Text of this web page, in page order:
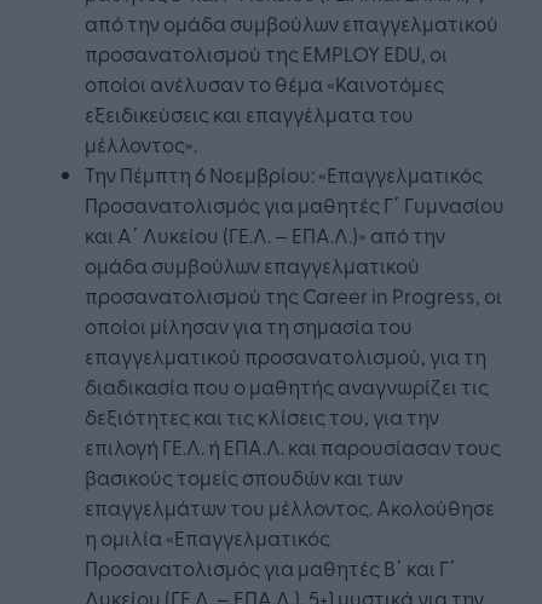
από την ομάδα συμβούλων επαγγελματικού
προσανατολισμού της EMPLOY EDU, οι
οποίοι ανέλυσαν το θέμα «Καινοτόμες
εξειδικεύσεις και επαγγέλματα του
μέλλοντος».
Την Πέμπτη 6 Νοεμβρίου: «Επαγγελματικός
Προσανατολισμός για μαθητές Γ΄ Γυμνασίου
και Α΄ Λυκείου (ΓΕ.Λ. – ΕΠΑ.Λ.)» από την
ομάδα συμβούλων επαγγελματικού
προσανατολισμού της Career in Progress, οι
οποίοι μίλησαν για τη σημασία του
επαγγελματικού προσανατολισμού, για τη
διαδικασία που ο μαθητής αναγνωρίζει τις
δεξιότητες και τις κλίσεις του, για την
επιλογή ΓΕ.Λ. ή ΕΠΑ.Λ. και παρουσίασαν τους
βασικούς τομείς σπουδών και των
επαγγελμάτων του μέλλοντος. Ακολούθησε
η ομιλία «Επαγγελματικός
Προσανατολισμός για μαθητές Β΄ και Γ΄
Λυκείου (ΓΕ.Λ. – ΕΠΑ.Λ.), 5+1 μυστικά για την